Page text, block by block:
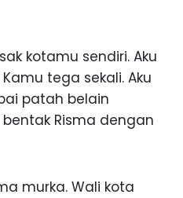
kotamu sendiri. Aku
tega sekali. Aku
patah belain
Risma dengan
murka. Wali kota
BOJONEGORO DAN
SEKOLAH DI SMPN SARADAN